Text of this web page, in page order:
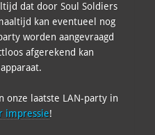
dat door Soul Soldiers
kan eventueel nog
worden aangevraagd
afgerekend kan
onze laatste LAN-party in
impressie!